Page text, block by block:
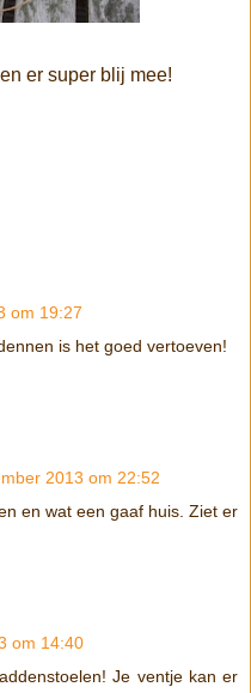
er super blij mee!
om 19:27
is het goed vertoeven!
2013 om 22:52
en wat een gaaf huis. Ziet er
om 14:40
Je ventje kan er